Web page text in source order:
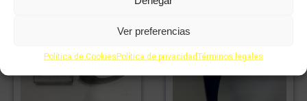
Ver preferencias
Política de CookiesPolítica de privacidadTérminos legales